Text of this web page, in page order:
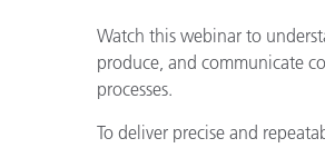
Watch this webinar to
produce, and communicate
processes.
To deliver precise and